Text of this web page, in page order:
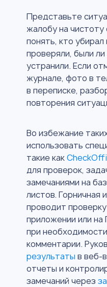
Представьте
жалобу на
понять, кто
проверяли, были ли
устранили. Если
журнале, фото в
в переписке,
повторения
Во избежание
использовать
такие как
для проверок,
замечаниями на
листов. Горничная
проводит
приложении или
при
комментарии.
результаты в веб-
отчеты и
замечаний через